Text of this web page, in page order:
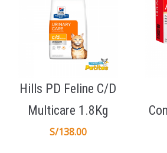
Hills PD Feline C/D
Multicare 1.8Kg
S/138.00